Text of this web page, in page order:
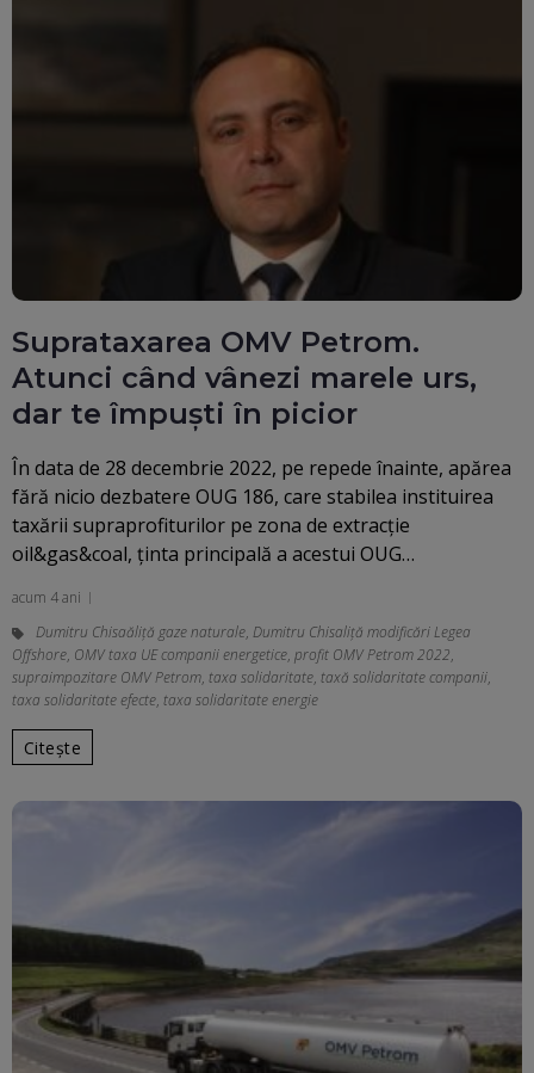
Suprataxarea OMV Petrom.
Atunci când vânezi marele urs,
dar te împuști în picior
În data de 28 decembrie 2022, pe repede înainte, apărea
fără nicio dezbatere OUG 186, care stabilea instituirea
taxării supraprofiturilor pe zona de extracție
oil&gas&coal, ținta principală a acestui OUG…
acum 4 ani
Dumitru Chisaăliță gaze naturale, Dumitru Chisaliță modificări Legea
Offshore, OMV taxa UE companii energetice, profit OMV Petrom 2022,
supraimpozitare OMV Petrom, taxa solidaritate, taxă solidaritate companii,
taxa solidaritate efecte, taxa solidaritate energie
Citește